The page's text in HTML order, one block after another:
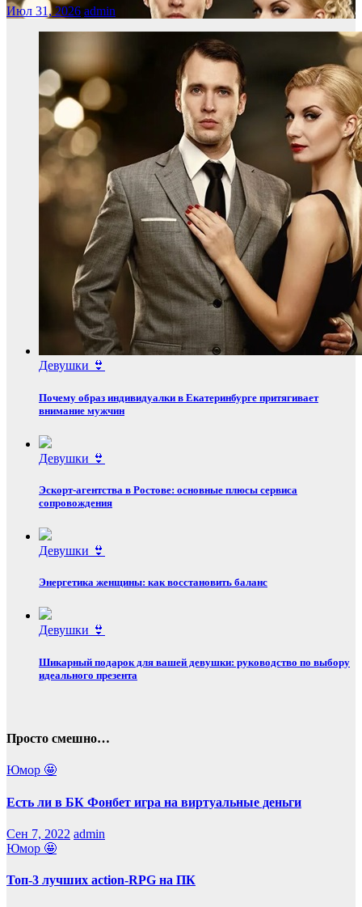
Июл 31, 2026 admin
Девушки 👙
Почему образ индивидуалки в Екатеринбурге притягивает
внимание мужчин
Девушки 👙
Эскорт‑агентства в Ростове: основные плюсы сервиса
сопровождения
Девушки 👙
Энергетика женщины: как восстановить баланс
Девушки 👙
Шикарный подарок для вашей девушки: руководство по выбору
идеального презента
Просто смешно…
Юмор 🤩
Есть ли в БК Фонбет игра на виртуальные деньги
Сен 7, 2022 admin
Юмор 🤩
Топ-3 лучших action-RPG на ПК